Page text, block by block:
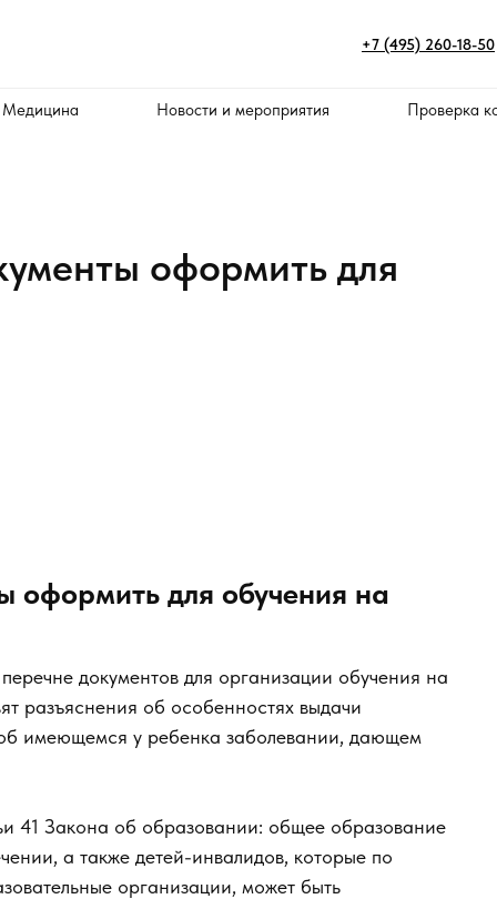
+7 (495) 260-18-50
Медицина Новости и мероприятия Проверка
оформить для
оформить для обучения на
документов для организации обучения на
разъяснения об особенностях выдачи
имеющемся у ребенка заболевании, дающем
41 Закона об образовании: общее образование
а также детей-инвалидов, которые по
организации, может быть